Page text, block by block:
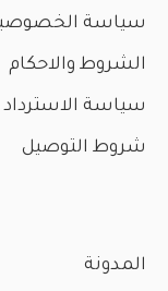
سياسة
الشروط والاحكام
سياسة الاسترداد
شروط التوصيل
المدونة